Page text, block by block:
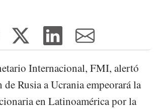
Internacional, FMI, alertó
Rusia a Ucrania empeorará la
en Latinoamérica por la